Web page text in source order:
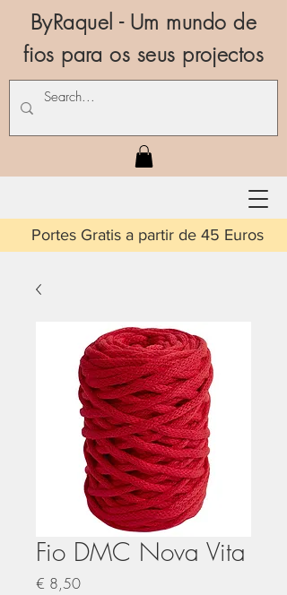
ByRaquel - Um mundo de
fios para os seus projectos
a partir de 45 Euros
Fio DMC Nova Vita
€ 8,50Preço